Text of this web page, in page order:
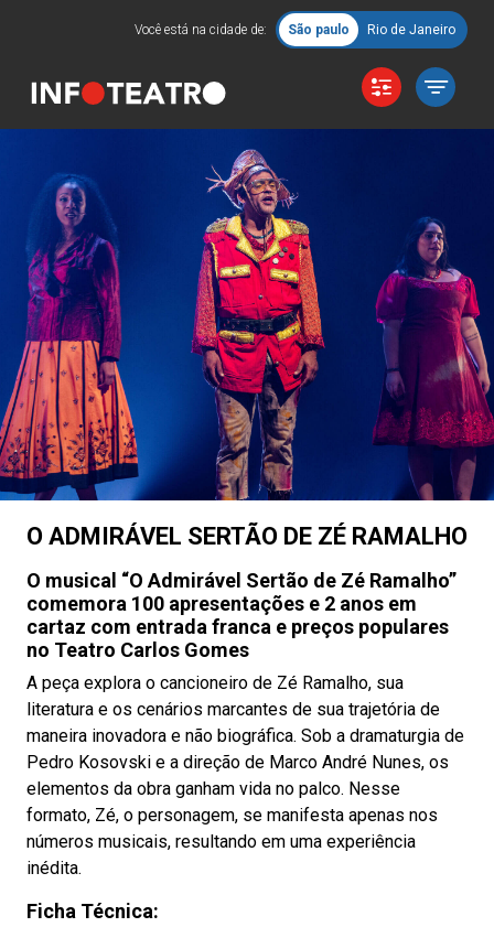
Você está na cidade de: São paulo Rio de Janeiro
O ADMIRÁVEL SERTÃO DE ZÉ RAMALHO
O musical “O Admirável Sertão de Zé Ramalho”
comemora 100 apresentações e 2 anos em
cartaz com entrada franca e preços populares
no Teatro Carlos Gomes
A peça explora o cancioneiro de Zé Ramalho, sua
literatura e os cenários marcantes de sua trajetória de
maneira inovadora e não biográfica. Sob a dramaturgia de
Pedro Kosovski e a direção de Marco André Nunes, os
elementos da obra ganham vida no palco. Nesse
formato, Zé, o personagem, se manifesta apenas nos
números musicais, resultando em uma experiência
inédita.
Ficha Técnica: